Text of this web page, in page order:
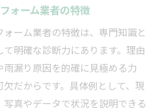
ォーム業者の特徴
ーム業者の特徴は、専門知識と
明確な診断力にあります。理由
漏り原因を的確に見極める力
だからです。具体例として、現
真やデータで状況を説明できる